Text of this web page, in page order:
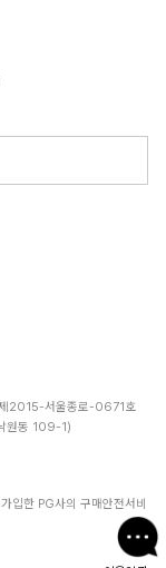
2015-서울종로-0671호
원동 109-1)
입한 PG사의 구매안전서비